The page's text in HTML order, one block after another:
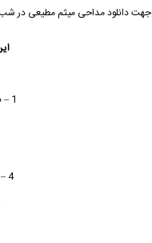
جهت دانلود مداحیمیثم مطیعیدر شب اول محرم 1402 از
1 – دوباره ماه محرم رسید و من نرسیدم – روضه
4 – دلم ریخت، وقتی خیامت به پا شد – زمینه